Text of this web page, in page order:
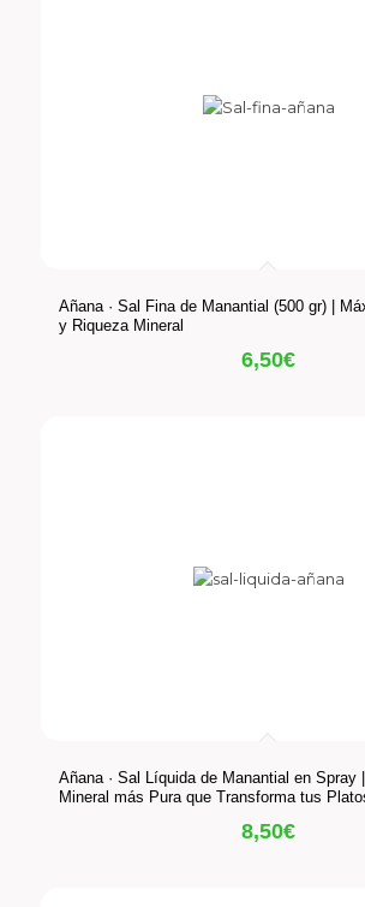
Añana · Sal Fina de Manantial (500 gr) |
y Riqueza Mineral
6,50€
Añana · Sal Líquida de Manantial en Spray
Mineral más Pura que Transforma tus
8,50€